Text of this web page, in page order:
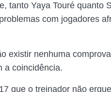
tanto Yaya Touré quanto
com jogadores
existir nenhuma
a coincidência.
que o treinador não